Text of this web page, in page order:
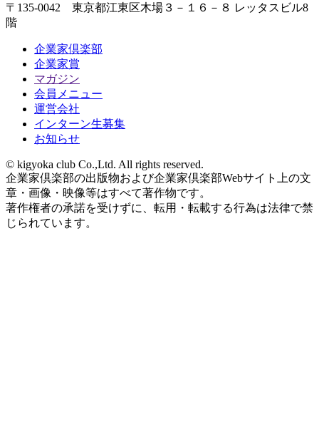
〒135-0042 東京都江東区木場３－１６－８ レッタスビル8
階
企業家倶楽部
企業家賞
マガジン
会員メニュー
運営会社
インターン生募集
お知らせ
© kigyoka club Co.,Ltd. All rights reserved.
企業家倶楽部の出版物および企業家倶楽部Webサイト上の文
章・画像・映像等はすべて著作物です。
著作権者の承諾を受けずに、転用・転載する行為は法律で禁
じられています。